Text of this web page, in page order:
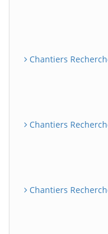
Chantiers
Chantiers
Chantiers